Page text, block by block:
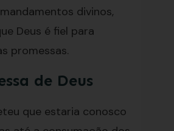
divinos,
Deus é fiel para
promessas.
de Deus
que estaria conosco